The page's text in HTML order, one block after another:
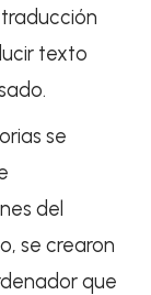
texto
se
del
se crearon
que